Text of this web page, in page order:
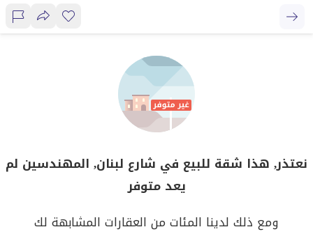
نعتذر, هذا شقة للبيع في شارع لبنان, المهندسين لم
يعد متوفر
ومع ذلك لدينا المئات من العقارات المشابهة لك